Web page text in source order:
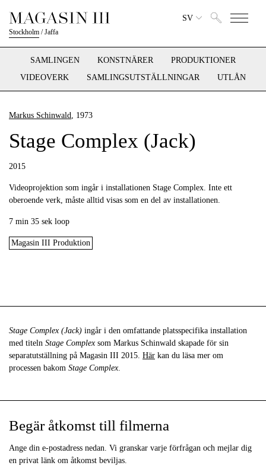
Stockholm /Jaffa
SV
SAMLINGEN KONSTNÄRER
PRODUKTIONER
VIDEOVERK
SAMLINGSUTSTÄLLNINGAR UTLÅN
Markus Schinwald, 1973
Stage Complex (Jack)
2015
Videoprojektion som ingår i installationen Stage Complex. Inte ett
oberoende verk, måste alltid visas som en del av installationen.
7 min 35 sek loop
Magasin III Produktion
Stage Complex (Jack) ingår i den omfattande platsspecifika installation
med titeln Stage Complex som Markus Schinwald skapade för sin
separatutställning på Magasin III 2015. Här kan du läsa mer om
processen bakom Stage Complex.
Begär åtkomst till filmerna
Ange din e-postadress nedan. Vi granskar varje förfrågan och mejlar dig
en privat länk om åtkomst beviljas.